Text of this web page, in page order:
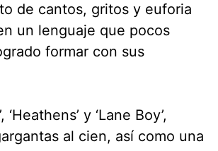
de cantos, gritos y euforia
un lenguaje que pocos
formar con sus
‘Heathens’ y ‘Lane Boy’,
al cien, así como una